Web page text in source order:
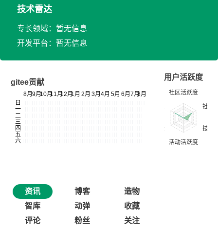
技术雷达
专长领域：暂无信息
开发平台：暂无信息
gitee贡献
用户活跃度
资讯 博客
造物
智库
动弹
收藏
评论
粉丝 关注